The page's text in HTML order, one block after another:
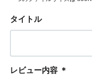
タイトル
レビュー内容 ＊